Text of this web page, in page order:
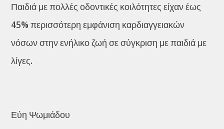
Παιδιά με πολλές οδοντικές κοιλότητες είχαν έως
45% περισσότερη εμφάνιση καρδιαγγειακών
νόσων στην ενήλικο ζωή σε σύγκριση με παιδιά με
λίγες.
Εύη Ψωμιάδου